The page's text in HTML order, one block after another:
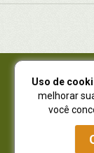
Juruá
Juruá
NOVO
Atendimento:
Uso de
melhorar
você